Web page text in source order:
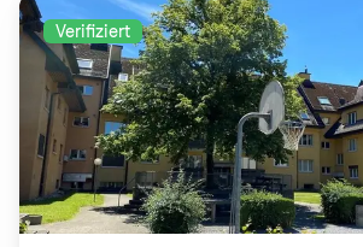
Verifiziert